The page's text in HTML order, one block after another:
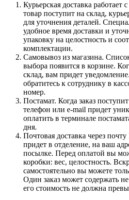
Курьерская доставка работает
товар поступит на склад,
для уточнения деталей.
удобное время доставки и
упаковку на целостность и
комплектации.
Самовывоз из магазина.
выбора появится в корзине.
склад, вам придет
обратитесь к сотруднику в
номер.
Постамат. Когда заказ
телефон или e-mail придет
оплатить в терминале
дня.
Почтовая доставка через
придет в отделение, на ваш
посылке. Перед оплатой вы
коробки: вес, целостность.
самостоятельно вы можете
Один заказ может содержать
его стоимость не должна